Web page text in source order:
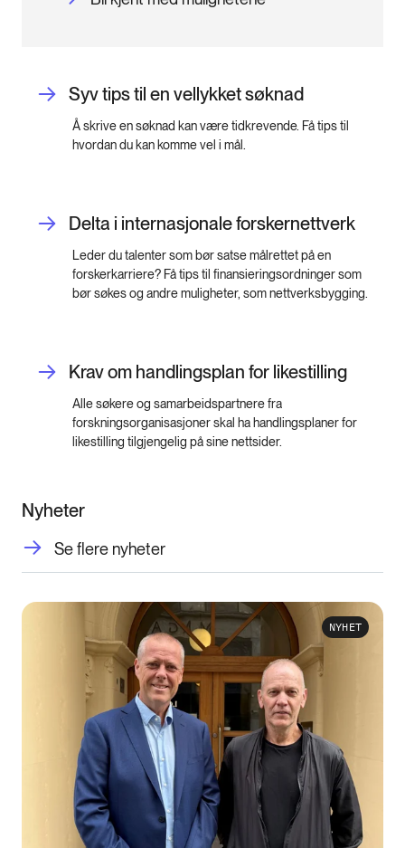
Syv tips til en vellykket søknad
Å skrive en søknad kan være tidkrevende. Få tips til
hvordan du kan komme vel i mål.
Delta i internasjonale forskernettverk
Leder du talenter som bør satse målrettet på en
forskerkarriere? Få tips til finansieringsordninger som
bør søkes og andre muligheter, som nettverksbygging.
Krav om handlingsplan for likestilling
Alle søkere og samarbeidspartnere fra
forskningsorganisasjoner skal ha handlingsplaner for
likestilling tilgjengelig på sine nettsider.
Nyheter
Se flere nyheter
NYHET